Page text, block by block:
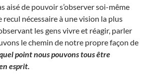
aisé de pouvoir s’observer soi-même
recul nécessaire à une vision la plus
les gens vivre et réagir, parler
le chemin de notre propre façon de
point nous pouvons tous être
esprit.